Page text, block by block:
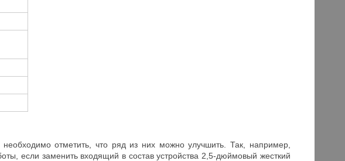
отметить, что ряд из них можно улучшить. Так, например,
если заменить входящий в состав устройства 2,5-дюймовый жесткий